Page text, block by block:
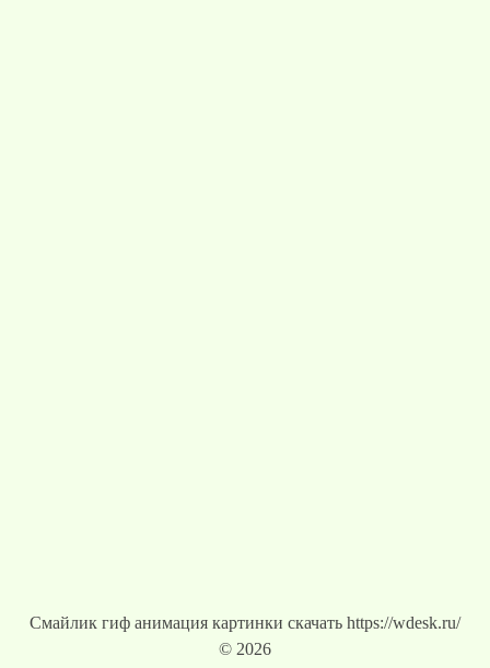
Смайлик гиф анимация картинки скачать https://wdesk.ru/
© 2026